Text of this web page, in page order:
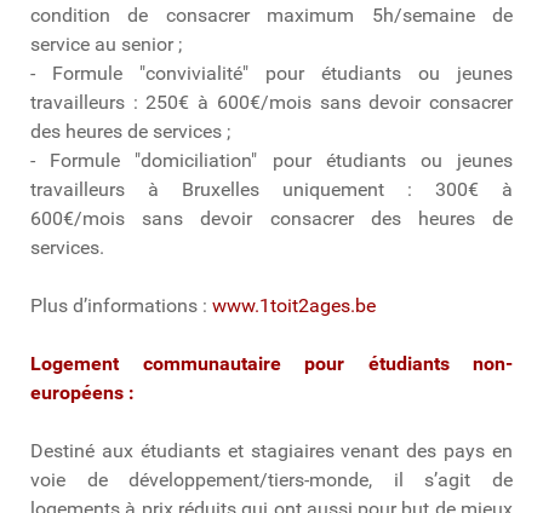
condition de consacrer maximum 5h/semaine de
service au senior ;
- Formule "convivialité" pour étudiants ou jeunes
travailleurs : 250€ à 600€/mois sans devoir consacrer
des heures de services ;
- Formule "domiciliation" pour étudiants ou jeunes
travailleurs à Bruxelles uniquement : 300€ à
600€/mois sans devoir consacrer des heures de
services.
Plus d’informations : www.1toit2ages.be
Logement communautaire pour étudiants non-
européens :
Destiné aux étudiants et stagiaires venant des pays en
voie de développement/tiers-monde, il s’agit de
logements à prix réduits qui ont aussi pour but de mieux